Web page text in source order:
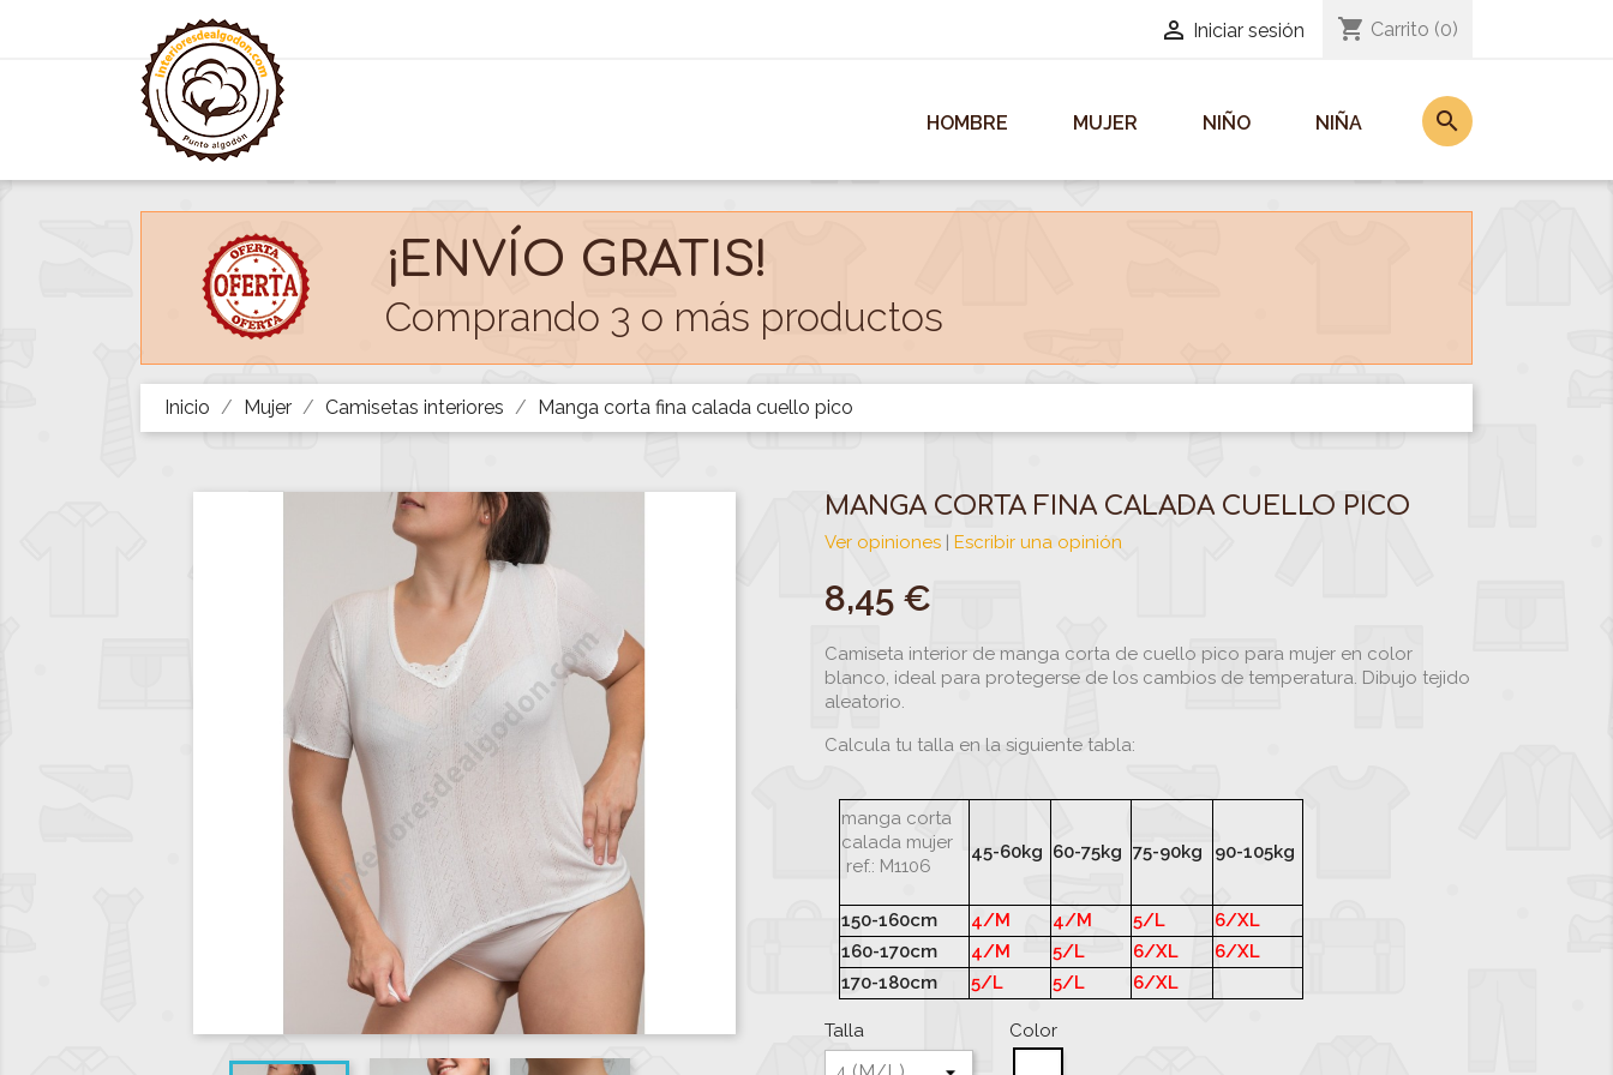
 Iniciar sesión shopping_cart Carrito (0)
HOMBRE MUJER NIÑO NIÑA search
¡ENVÍO GRATIS!
Comprando 3 o más productos
Inicio Mujer Camisetas interiores Manga corta fina calada cuello pico
MANGA CORTA FINA CALADA CUELLO PICO
Ver opiniones | Escribir una opinión
8,45 €
Camiseta interior de manga corta de cuello pico para mujer en color
blanco, ideal para protegerse de los cambios de temperatura. Dibujo tejido
aleatorio.
Calcula tu talla en la siguiente tabla:
manga corta
calada mujer
ref.: M1106
45-60kg 60-75kg 75-90kg 90-105kg
150-160cm 4/M 4/M 5/L
6/XL
160-170cm
4/M 5/L 6/XL
6/XL
170-180cm
5/L 5/L 6/XL
Talla Color